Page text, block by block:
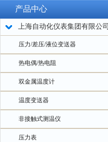
产品中心
上海自动化仪表集团有限公司
压力/差压/液位变送器
热电偶/热电阻
双金属温度计
温度变送器
非接触式测温仪
压力表